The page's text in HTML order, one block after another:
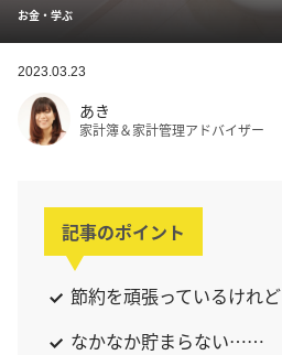
お金・学ぶ
2023.03.23
あき
家計簿＆家計管理アドバイザー
記事のポイント
節約を頑張っているけれど
なかなか貯まらない……